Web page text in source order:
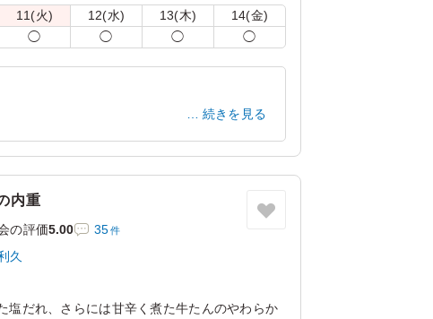
頂けます。下記プルダウンよりお選びくださ
11(火) 12(水) 13(木) 14(金)
◯ ◯ ◯ ◯
東京都江東区豊洲2026/02/24
続きを見る
内重
の評価5.00 35件
久
塩だれ、さらには甘辛く煮た牛たんのやわらか